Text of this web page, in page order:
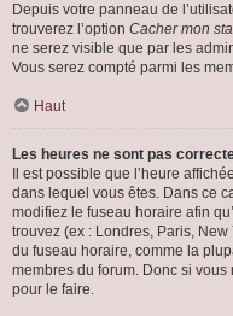
Depuis votre panneau de
trouverez l’option Cacher mon
ne serez visible que par les
Vous serez compté parmi les
Haut
Les heures ne sont pas
Il est possible que l’heure
dans lequel vous êtes. Dans ce
modifiez le fuseau horaire afin
trouvez (ex : Londres, Paris,
du fuseau horaire, comme la
membres du forum. Donc si vous
pour le faire.